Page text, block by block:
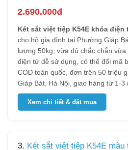
2.690.000đ
Két sắt việt tiệp K54E khóa điện
cho hộ gia đình tại Phường Giáp
lượng 50kg, vừa đủ chắc chắn
điện tử dễ sử dụng, có thể đổi mã
COD toàn quốc, đơn trên 50 triệu
Giáp Bát, Hà Nội, giao hàng từ 1-3
Xem chi tiết & đặt mua
3. Két sắt việt tiệp K54E